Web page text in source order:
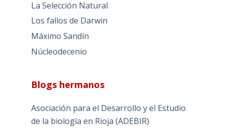
La Selección Natural
Los fallos de Darwin
Máximo Sandín
Núcleodecenio
Blogs hermanos
Asociación para el Desarrollo y el Estudio
de la biología en Rioja (ADEBIR)